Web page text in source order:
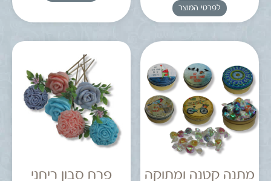
לפרטי המוצר
מתנה קטנה ומתוקה פרח סבון ריחני